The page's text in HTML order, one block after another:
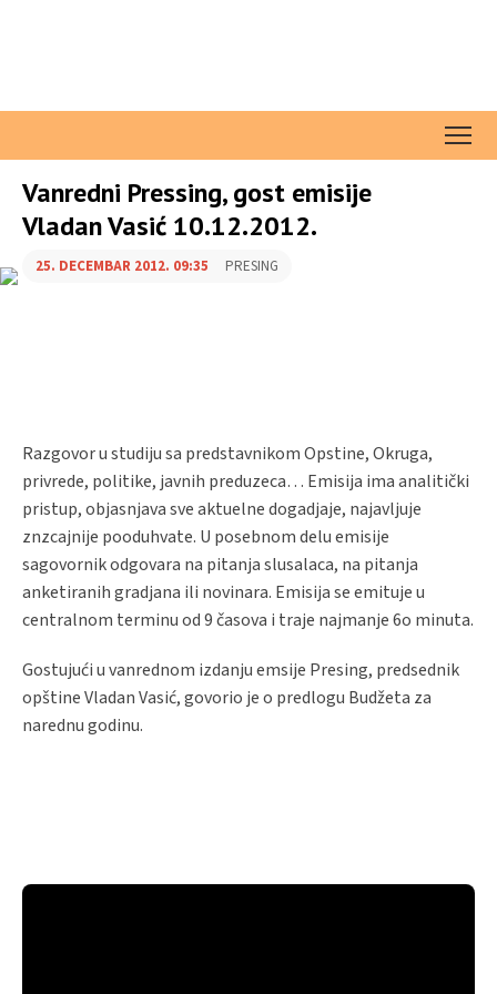
Vanredni Pressing, gost emisije
Vladan Vasić 10.12.2012.
25. DECEMBAR 2012. 09:35 PRESING
Razgovor u studiju sa predstavnikom Opstine, Okruga,
privrede, politike, javnih preduzeca… Emisija ima analitički
pristup, objasnjava sve aktuelne dogadjaje, najavljuje
znzcajnije pooduhvate. U posebnom delu emisije
sagovornik odgovara na pitanja slusalaca, na pitanja
anketiranih gradjana ili novinara. Emisija se emituje u
centralnom terminu od 9 časova i traje najmanje 6o minuta.
Gostujući u vanrednom izdanju emsije Presing, predsednik
opštine Vladan Vasić, govorio je o predlogu Budžeta za
narednu godinu.